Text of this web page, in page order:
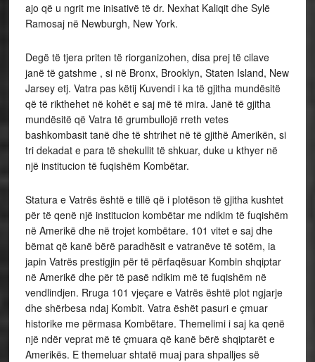
ajo që u ngrit me inisativë të dr. Nexhat Kaliqit dhe Sylë
Ramosaj në Newburgh, New York.
Degë të tjera priten të riorganizohen, disa prej të cilave
janë të gatshme , si në Bronx, Brooklyn, Staten Island, New
Jarsey etj. Vatra pas këtij Kuvendi i ka të gjitha mundësitë
që të rikthehet në kohët e saj më të mira. Janë të gjitha
mundësitë që Vatra të grumbullojë rreth vetes
bashkombasit tanë dhe të shtrihet në të gjithë Amerikën, si
tri dekadat e para të shekullit të shkuar, duke u kthyer në
një institucion të fuqishëm Kombëtar.
Statura e Vatrës është e tillë që i plotëson të gjitha kushtet
për të qenë një institucion kombëtar me ndikim të fuqishëm
në Amerikë dhe në trojet kombëtare. 101 vitet e saj dhe
bëmat që kanë bërë paradhësit e vatranëve të sotëm, ia
japin Vatrës prestigjin për të përfaqësuar Kombin shqiptar
në Amerikë dhe për të pasë ndikim më të fuqishëm në
vendlindjen. Rruga 101 vjeçare e Vatrës është plot ngjarje
dhe shërbesa ndaj Kombit. Vatra ëshët pasuri e çmuar
historike me përmasa Kombëtare. Themelimi i saj ka qenë
një ndër veprat më të çmuara që kanë bërë shqiptarët e
Amerikës. E themeluar shtatë muaj para shpalljes së